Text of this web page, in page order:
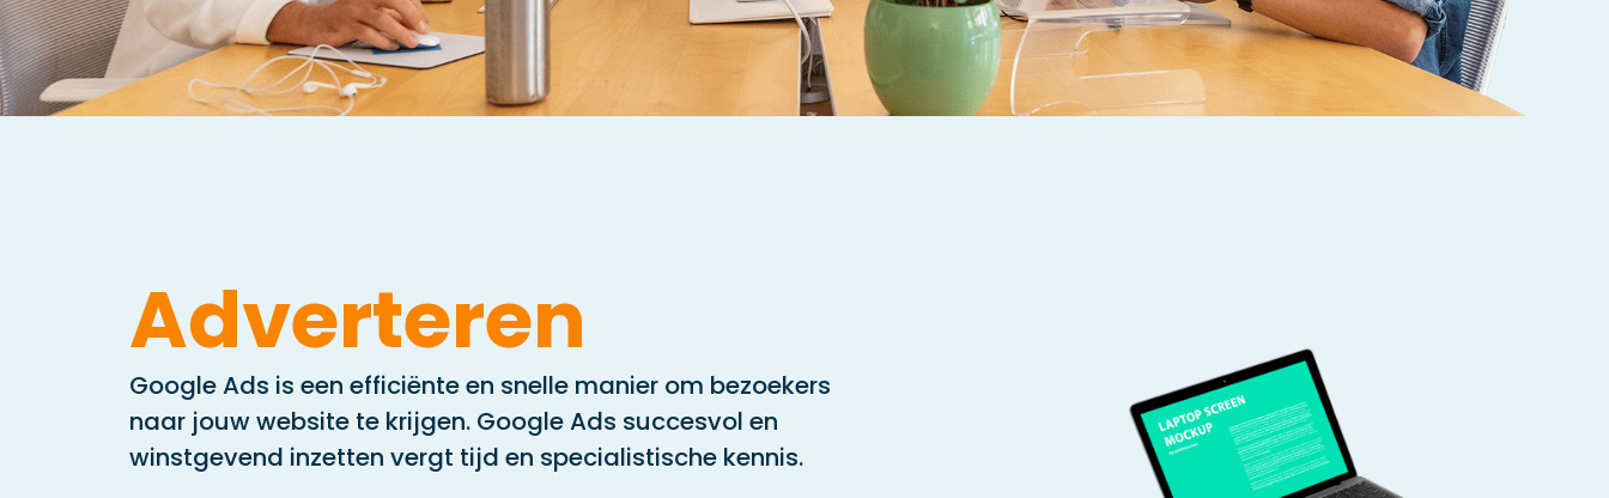
Adverteren
Google Ads is een efficiënte en snelle manier om bezoekers
naar jouw website te krijgen. Google Ads succesvol en
winstgevend inzetten vergt tijd en specialistische kennis.